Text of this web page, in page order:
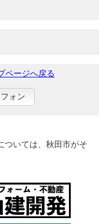
ページへ戻る
ォン
ついては、秋田市がそ